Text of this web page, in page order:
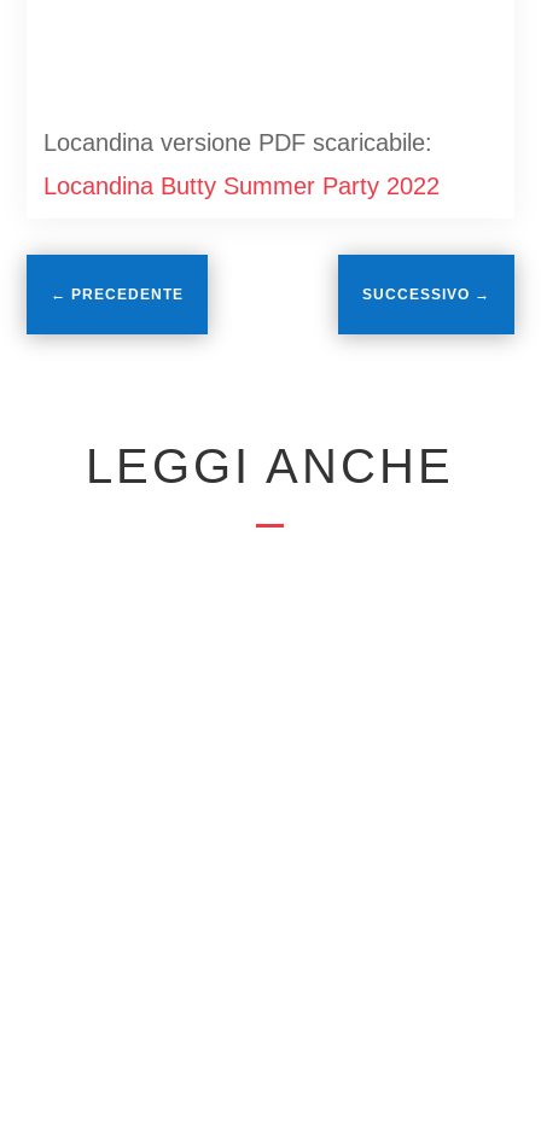
Locandina versione PDF scaricabile:
Locandina Butty Summer Party 2022
←PRECEDENTE SUCCESSIVO →
LEGGI ANCHE